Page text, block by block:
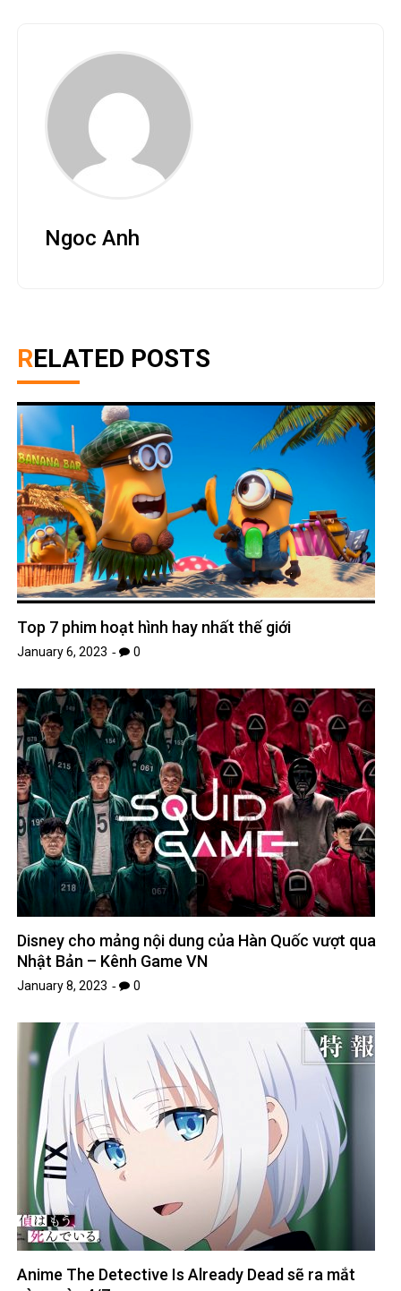
Ngoc Anh
RELATED POSTS
Top 7 phim hoạt hình hay nhất thế giới
January 6, 2023 0
Disney cho mảng nội dung của Hàn Quốc vượt qua
Nhật Bản – Kênh Game VN
January 8, 2023 0
Anime The Detective Is Already Dead sẽ ra mắt